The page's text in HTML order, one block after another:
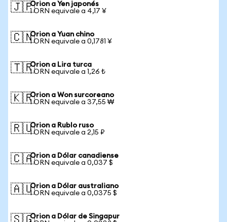
🇯🇵Orion a Yen japonés
1 ORN equivale a 4,17 ¥
🇨🇳Orion a Yuan chino
1 ORN equivale a 0,1781 ¥
🇹🇷Orion a Lira turca
1 ORN equivale a 1,26 ₺
🇰🇷Orion a Won surcoreano
1 ORN equivale a 37,55 ₩
🇷🇺Orion a Rublo ruso
1 ORN equivale a 2,15 ₽
🇨🇦Orion a Dólar canadiense
1 ORN equivale a 0,037 $
🇦🇺Orion a Dólar australiano
1 ORN equivale a 0,0375 $
Orion a Dólar de Singapur